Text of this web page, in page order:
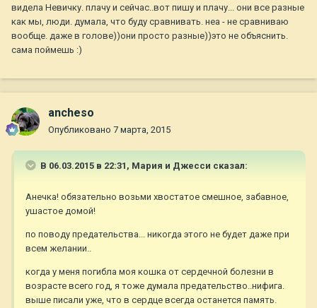
видела Невичку. плачу и сейчас..вот пишу и плачу... они все разные
как мы, люди. думала, что буду сравнивать. неа - не сравниваю
вообще. даже в голове))они просто разные))это не объяснить.
сама поймешь :)
ancheso
Опубликовано 7 марта, 2015
В 06.03.2015 в 22:31, Мария и Джесси сказал:
Анечка! обязательно возьми хвостатое смешное, забавное,
ушастое домой!
по поводу предательства... никогда этого не будет даже при
всем желании..
когда у меня погибла моя кошка от сердечной болезни в
возрасте всего год, я тоже думала предательство..нифига.
выше писали уже, что в сердце всегда останется память.